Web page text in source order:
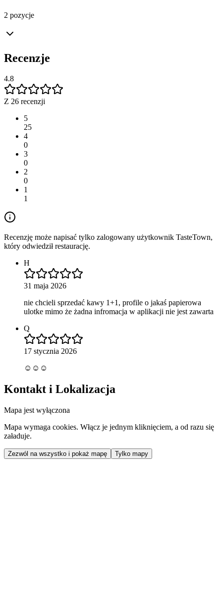
2 pozycje
Recenzje
4.8
Z 26 recenzji
5
25
4
0
3
0
2
0
1
1
Recenzję może napisać tylko zalogowany użytkownik TasteTown,
który odwiedził restaurację.
H
31 maja 2026
nie chcieli sprzedać kawy 1+1, profile o jakaś papierowa
ulotke mimo że żadna infromacja w aplikacji nie jest zawarta
Q
17 stycznia 2026
☺️☺️☺️
Kontakt i Lokalizacja
Mapa jest wyłączona
Mapa wymaga cookies. Włącz je jednym kliknięciem, a od razu się
załaduje.
Zezwól na wszystko i pokaż mapę Tylko mapy